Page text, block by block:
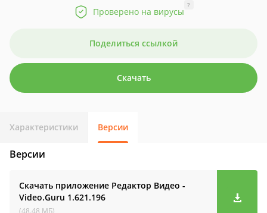
Проверено на вирусы
?
Поделиться ссылкой
Скачать
Характеристики Версии
Версии
Скачать приложение Редактор Видео -
Video.Guru 1.621.196
(48.48 МБ)